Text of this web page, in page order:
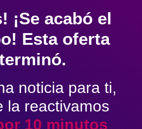
curso
¡Se acabó el
Esta oferta